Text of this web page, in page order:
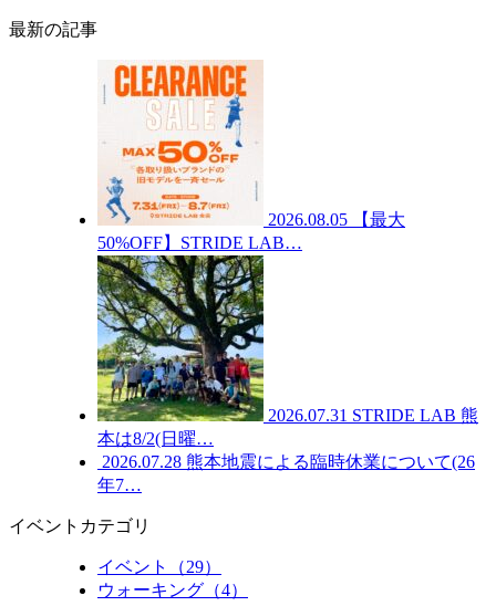
最新の記事
2026.08.05
【最大
50%OFF】STRIDE LAB…
2026.07.31 STRIDE LAB 熊
本は8/2(日曜…
2026.07.28 熊本地震による臨時休業について(26
年7…
イベントカテゴリ
イベント（29）
ウォーキング（4）